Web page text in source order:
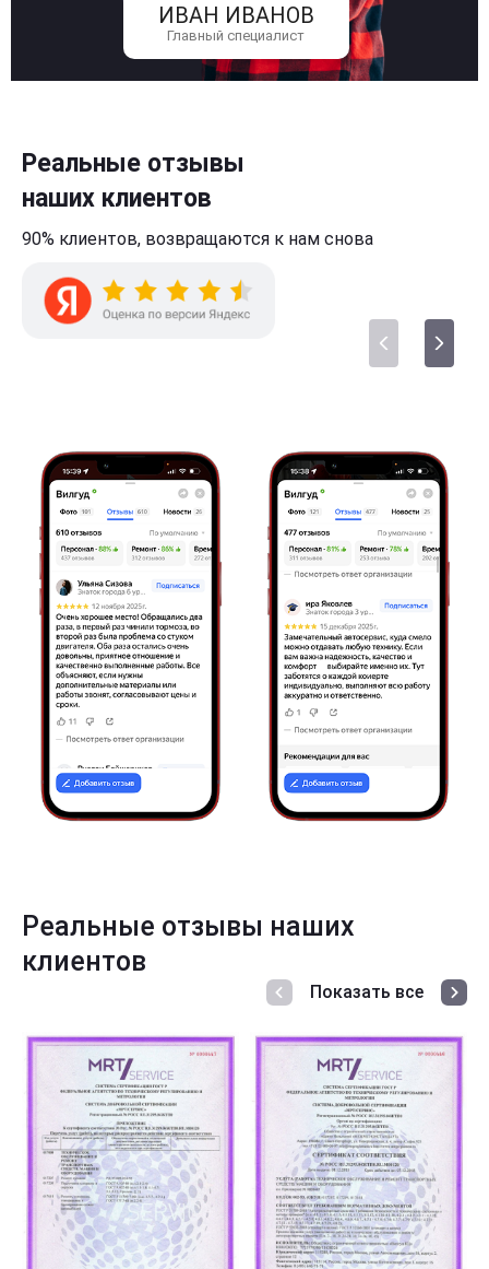
ИВАН ИВАНОВ
Главный специалист
Реальные отзывы
наших клиентов
90% клиентов, возвращаются к нам снова
Реальные отзывы наших
клиентов
Показать все